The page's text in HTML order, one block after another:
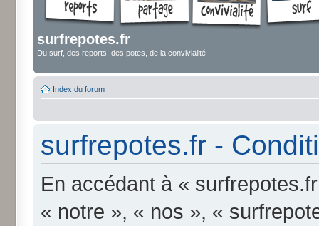
surfrepotes.fr
Du surf, des reports, des potes, de la convivialité
Index du forum
surfrepotes.fr -
En accédant à «
« notre », « nos », «